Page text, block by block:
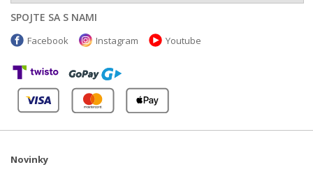
SPOJTE SA S NAMI
Facebook Instagram Youtube
Novinky